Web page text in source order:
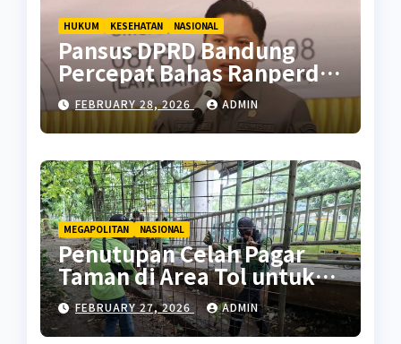
HUKUM KESEHATAN NASIONAL
Pansus DPRD Bandung
Percepat Bahas Ranperda
Pencegahan Seks Berisiko
FEBRUARY 28, 2026 ADMIN
MEGAPOLITAN NASIONAL
Penutupan Celah Pagar
Taman di Area Tol untuk
Cegah Penyalahgunaan
FEBRUARY 27, 2026 ADMIN